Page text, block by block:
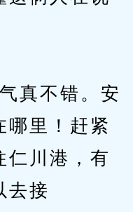
不错。安
哪里！赶紧
仁川港，有
去接